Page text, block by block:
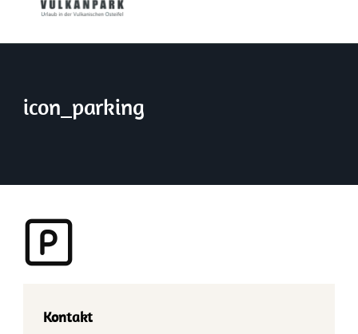
Fewo Vulkanpark
icon_parking
Kontakt